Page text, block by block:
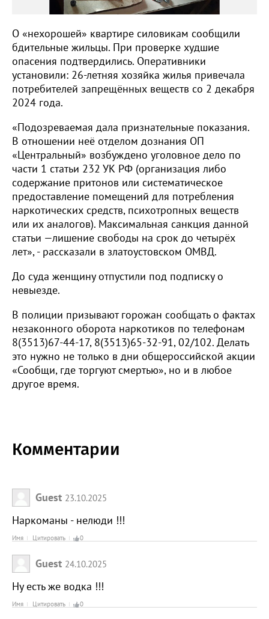
О «нехорошей» квартире силовикам сообщили
бдительные жильцы. При проверке худшие
опасения подтвердились. Оперативники
установили: 26-летняя хозяйка жилья привечала
потребителей запрещённых веществ со 2 декабря
2024 года.
«Подозреваемая дала признательные показания.
В отношении неё отделом дознания ОП
«Центральный» возбуждено уголовное дело по
части 1 статьи 232 УК РФ (организация либо
содержание притонов или систематическое
предоставление помещений для потребления
наркотических средств, психотропных веществ
или их аналогов). Максимальная санкция данной
статьи —лишение свободы на срок до четырёх
лет», - рассказали в златоустовском ОМВД.
До суда женщину отпустили под подписку о
невыезде.
В полиции призывают горожан сообщать о фактах
незаконного оборота наркотиков по телефонам
8(3513)67-44-17, 8(3513)65-32-91, 02/102. Делать
это нужно не только в дни общероссийской акции
«Сообщи, где торгуют смертью», но и в любое
другое время.
Комментарии
Guest 23.10.2025
Наркоманы - нелюди !!!
Имя Цитировать 0
Guest 24.10.2025
Ну есть же водка !!!
Имя Цитировать 0